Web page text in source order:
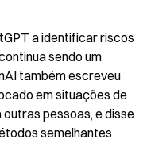
a identificar riscos
sendo um
também escreveu
em situações de
pessoas, e disse
semelhantes